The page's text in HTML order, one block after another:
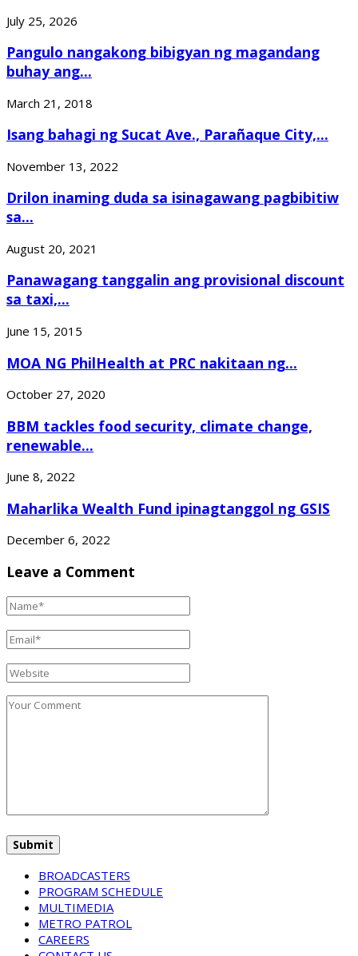
July 25, 2026
Pangulo nangakong bibigyan ng magandang
buhay ang...
March 21, 2018
Isang bahagi ng Sucat Ave., Parañaque City,...
November 13, 2022
Drilon inaming duda sa isinagawang pagbibitiw
sa...
August 20, 2021
Panawagang tanggalin ang provisional discount
sa taxi,...
June 15, 2015
MOA NG PhilHealth at PRC nakitaan ng...
October 27, 2020
BBM tackles food security, climate change,
renewable...
June 8, 2022
Maharlika Wealth Fund ipinagtanggol ng GSIS
December 6, 2022
Leave a Comment
BROADCASTERS
PROGRAM SCHEDULE
MULTIMEDIA
METRO PATROL
CAREERS